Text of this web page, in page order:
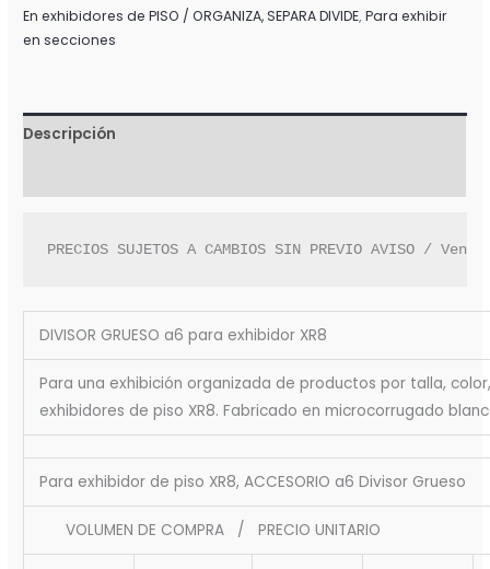
En exhibidores de PISO / ORGANIZA, SEPARA DIVIDE,Para exhibir
en secciones
Descripción
PRECIOS SUJETOS A CAMBIOS SIN PREVIO AVISO /
DIVISOR GRUESO a6 para exhibidor XR8
Para una exhibición organizada de productos por talla,
exhibidores de piso XR8. Fabricado en microcorrugado
Para exhibidor de piso XR8, ACCESORIO a6 Divisor Grueso
VOLUMEN DE COMPRA / PRECIO UNITARIO